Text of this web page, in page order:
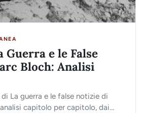
Guerra e le False
Bloch: Analisi
La guerra e le false notizie di
capitolo per capitolo, dai